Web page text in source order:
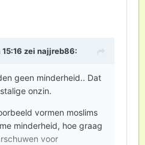
zei najjreb86:
geen minderheid.. Dat
onzin.
vormen moslims
minderheid, hoe graag
voor